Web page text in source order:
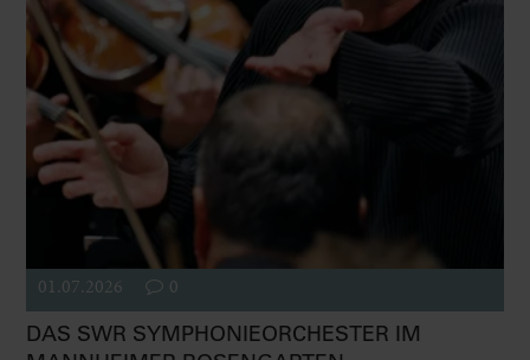
01.07.2026 0
DAS SWR SYMPHONIEORCHESTER IM